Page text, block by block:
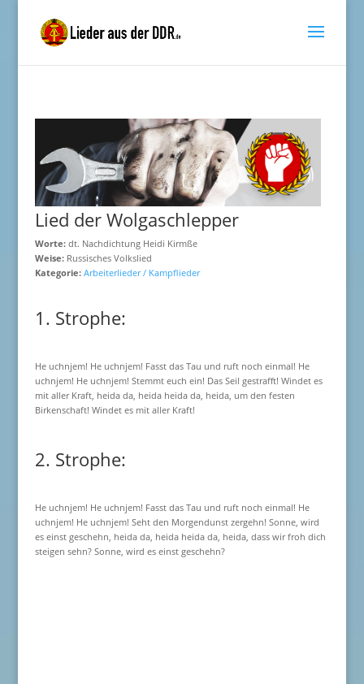
Lied der Wolgaschlepper
Worte:dt. Nachdichtung Heidi Kirmße
Weise:Russisches Volkslied
Kategorie: Arbeiterlieder / Kampflieder
1. Strophe:
He uchnjem! He uchnjem! Fasst das Tau und ruft noch einmal! He
uchnjem! He uchnjem! Stemmt euch ein! Das Seil gestrafft! Windet es
mit aller Kraft, heida da, heida heida da, heida, um den festen
Birkenschaft! Windet es mit aller Kraft!
2. Strophe:
He uchnjem! He uchnjem! Fasst das Tau und ruft noch einmal! He
uchnjem! He uchnjem! Seht den Morgendunst zergehn! Sonne, wird
es einst geschehn, heida da, heida heida da, heida, dass wir froh dich
steigen sehn? Sonne, wird es einst geschehn?